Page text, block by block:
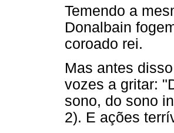
Temendo a
Donalbain
coroado rei.
Mas antes
vozes a gritar:
sono, do sono
2). E ações